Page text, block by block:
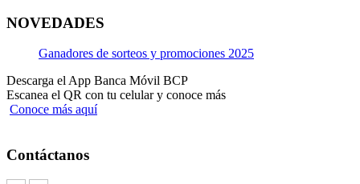
NOVEDADES
Ganadores de sorteos y promociones 2025
Descarga el App Banca Móvil BCP
Escanea el QR con tu celular y conoce más
Conoce más aquí
Contáctanos